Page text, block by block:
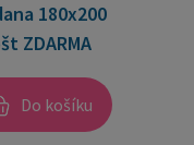
180x200
ZDARMA
Do košíku